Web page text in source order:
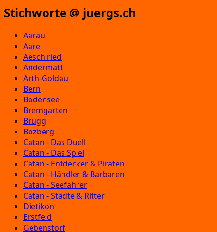
Stichworte @ juergs.ch
Aarau
Aare
Aeschiried
Andermatt
Arth-Goldau
Bern
Bodensee
Bremgarten
Brugg
Bözberg
Catan - Das Duell
Catan - Das Spiel
Catan - Entdecker & Piraten
Catan - Händler & Barbaren
Catan - Seefahrer
Catan - Städte & Ritter
Dietikon
Erstfeld
Gebenstorf